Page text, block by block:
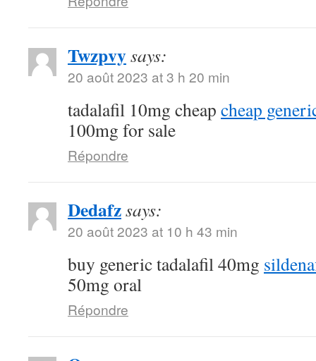
Twzpvysays:
20 août 2023 at 3 h 20 min
tadalafil 10mg cheap cheap
100mg for sale
Répondre
Dedafzsays:
20 août 2023 at 10 h 43 min
buy generic tadalafil 40mg
50mg oral
Répondre